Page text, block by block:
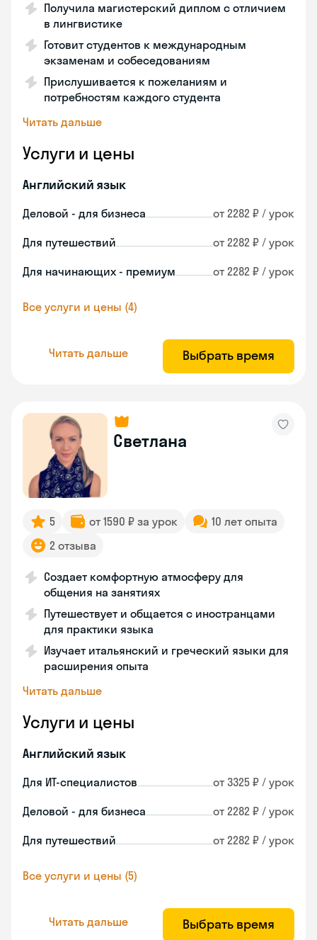
Получила магистерский диплом с отличием
в лингвистике
Готовит студентов к международным
экзаменам и собеседованиям
Прислушивается к пожеланиям и
потребностям каждого студента
Читать дальше
Услуги и цены
Английский язык
Деловой - для бизнеса от 2282 ₽ / урок
Для путешествий от 2282 ₽ / урок
Для начинающих - премиум от 2282 ₽ / урок
Все услуги и цены (4)
Читать дальше Выбрать время
Светлана
5 от 1590 ₽ за урок
10 лет опыта
2 отзыва
Создает комфортную атмосферу для
общения на занятиях
Путешествует и общается с иностранцами
для практики языка
Изучает итальянский и греческий языки для
расширения опыта
Читать дальше
Услуги и цены
Английский язык
Для ИТ-специалистов от 3325 ₽ / урок
Деловой - для бизнеса от 2282 ₽ / урок
Для путешествий от 2282 ₽ / урок
Все услуги и цены (5)
Читать дальше Выбрать время